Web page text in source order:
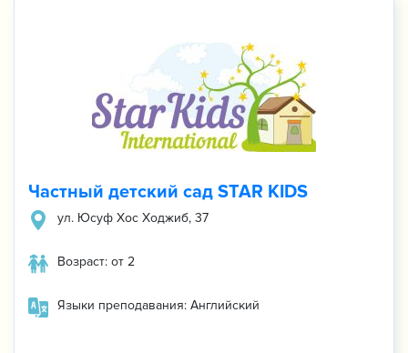
Частный детский сад STAR KIDS
ул. Юсуф Хос Ходжиб, 37
Возраст: от 2
Языки преподавания: Английский